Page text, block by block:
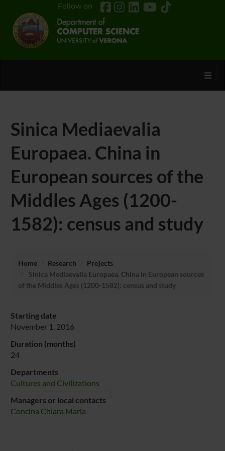
Follow on
Sinica Mediaevalia
Europaea. China in
European sources of the
Middles Ages (1200-
1582): census and study
Home Research
Projects
Sinica Mediaevalia Europaea. China in European sources
of the Middles Ages (1200-1582): census and study
Starting date
November 1, 2016
Duration (months)
24
Departments
Cultures and Civilizations
Managers or local contacts
Concina Chiara Maria